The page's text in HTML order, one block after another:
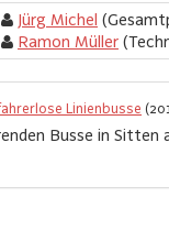
Jürg Michel
Ramon Müller
Linienbusse
Busse in